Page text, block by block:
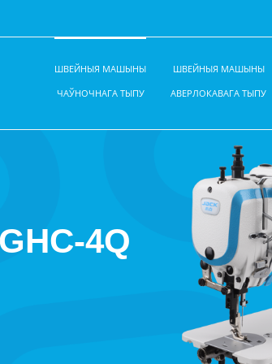
ШВЕЙНЫЯ МАШЫНЫ
ЧАЎНОЧНАГА ТЫПУ
ШВЕЙНЫЯ МАШЫНЫ
АВЕРЛОКАВАГА ТЫПУ
4Q